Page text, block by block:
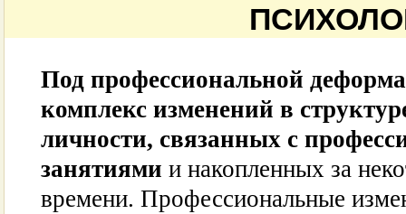
Под профессиональной
комплекс изменений в
личности, связанных с
занятиями и накопленных за
времени. Профессиональные